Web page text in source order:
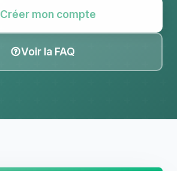
Créer mon compte
Voir la FAQ